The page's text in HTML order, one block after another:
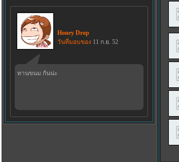
Honey Drop
วันที่มอบของ 11 ก.ย. 52
ทานขนม กันน่ะ